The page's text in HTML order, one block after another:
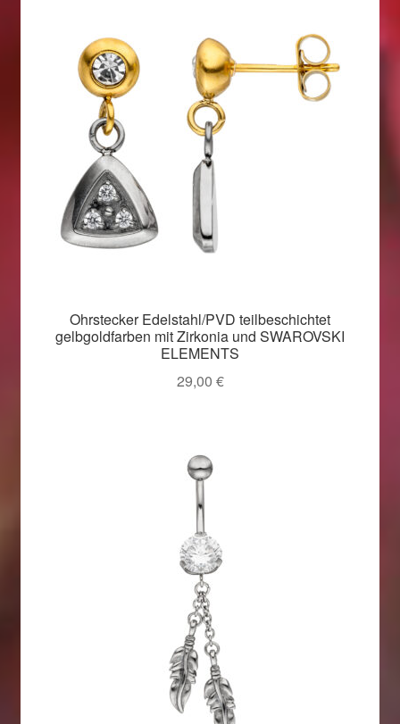
Ohrstecker Edelstahl/PVD teilbeschichtet
gelbgoldfarben mit Zirkonia und SWAROVSKI
ELEMENTS
29,00 €